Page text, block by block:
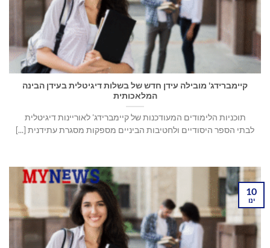
קיימברידג' מובילה עידן חדש של בשלות דיגיטלית בעידן הבינה
המלאכותית
תוכניות הלימודים המעודכנות של קיימברידג' לאוריינות דיגיטלית
לבתי הספר היסודיים ולחטיבות הביניים מספקות מסגרת עתידנית [...]
10
ינו